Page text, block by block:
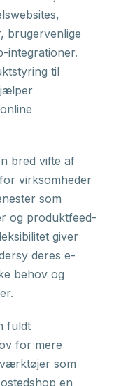
brugervenlige
integrationer.
til
bred vifte af
virksomheder
som
og produktfeed-
giver
deres e-
behov og
fuldt
for mere
som
en